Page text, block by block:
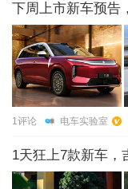
下周上市新车预告
1评论 电车实验室
1天狂上7款新车，